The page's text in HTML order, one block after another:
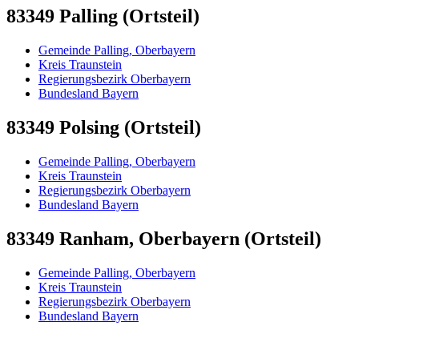
83349 Palling (Ortsteil)
Gemeinde Palling, Oberbayern
Kreis Traunstein
Regierungsbezirk Oberbayern
Bundesland Bayern
83349 Polsing (Ortsteil)
Gemeinde Palling, Oberbayern
Kreis Traunstein
Regierungsbezirk Oberbayern
Bundesland Bayern
83349 Ranham, Oberbayern (Ortsteil)
Gemeinde Palling, Oberbayern
Kreis Traunstein
Regierungsbezirk Oberbayern
Bundesland Bayern